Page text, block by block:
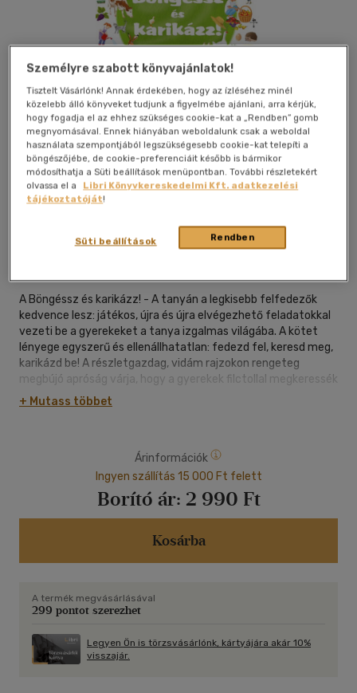
Beleolvasok Kívánságlistához adom Megosztom
Napraforgó 2005 Kft|2025 magyar nyelvű|irkafűzött
A Böngéssz és karikázz! - A tanyán a legkisebb felfedezők
kedvence lesz: játékos, újra és újra elvégezhető feladatokkal
vezeti be a gyerekeket a tanya izgalmas világába. A kötet
lényege egyszerű és ellenállhatatlan: fedezd fel, keresd meg,
karikázd be! A részletgazdag, vidám rajzokon rengeteg
megbújó apróság várja, hogy a gyerekek filctollal megkeressék
és bekarikázzák. A legjobb rész? A jelölések egy mozdulattal
letörölhetők, így a könyv korlátlanul újrajátszható!
+ Mutass többet
Árinformációk
Ingyen szállítás 15 000 Ft felett
Borító ár: 2 990 Ft
Kosárba
A termék megvásárlásával
299 pontot szerezhet
Legyen Ön is törzsvásárlónk, kártyájára akár 10%
visszajár.
Személyre szabott könyvajánlatok!
Tisztelt Vásárlónk! Annak érdekében, hogy az ízléséhez minél
közelebb álló könyveket tudjunk a figyelmébe ajánlani, arra kérjük,
hogy fogadja el az ehhez szükséges cookie-kat a „Rendben” gomb
megnyomásával. Ennek hiányában weboldalunk csak a weboldal
használata szempontjából legszükségesebb cookie-kat telepíti a
böngészőjébe, de cookie-preferenciáit később is bármikor
módosíthatja a Süti beállítások menüpontban. További részletekért
olvassa el a
Libri Könyvkereskedelmi Kft. adatkezelési
tájékoztatóját!
Rendben
Süti beállítások